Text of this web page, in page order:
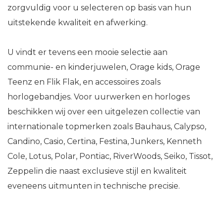
zorgvuldig voor u selecteren op basis van hun
uitstekende kwaliteit en afwerking.
U vindt er tevens een mooie selectie aan
communie- en kinderjuwelen, Orage kids, Orage
Teenz en Flik Flak, en accessoires zoals
horlogebandjes. Voor uurwerken en horloges
beschikken wij over een uitgelezen collectie van
internationale topmerken zoals Bauhaus, Calypso,
Candino, Casio, Certina, Festina, Junkers, Kenneth
Cole, Lotus, Polar, Pontiac, RiverWoods, Seiko, Tissot,
Zeppelin die naast exclusieve stijl en kwaliteit
eveneens uitmunten in technische precisie.